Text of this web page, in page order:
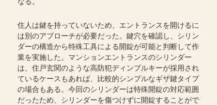
住人は鍵を持っていないため、エントランスを開けるに
は別のアプローチが必要だった。鍵穴を確認し、シリン
ダーの構造から特殊工具による開錠が可能と判断して作
業を実施した。マンションエントランスのシリンダー
は、住戸玄関のような高防犯ディンプルキーが採用され
ているケースもあれば、比較的シンプルなギザ鍵タイプ
の場合もある。今回のシリンダーは特殊開錠の対応範囲
だったため、シリンダーを傷つけずに開錠することがで